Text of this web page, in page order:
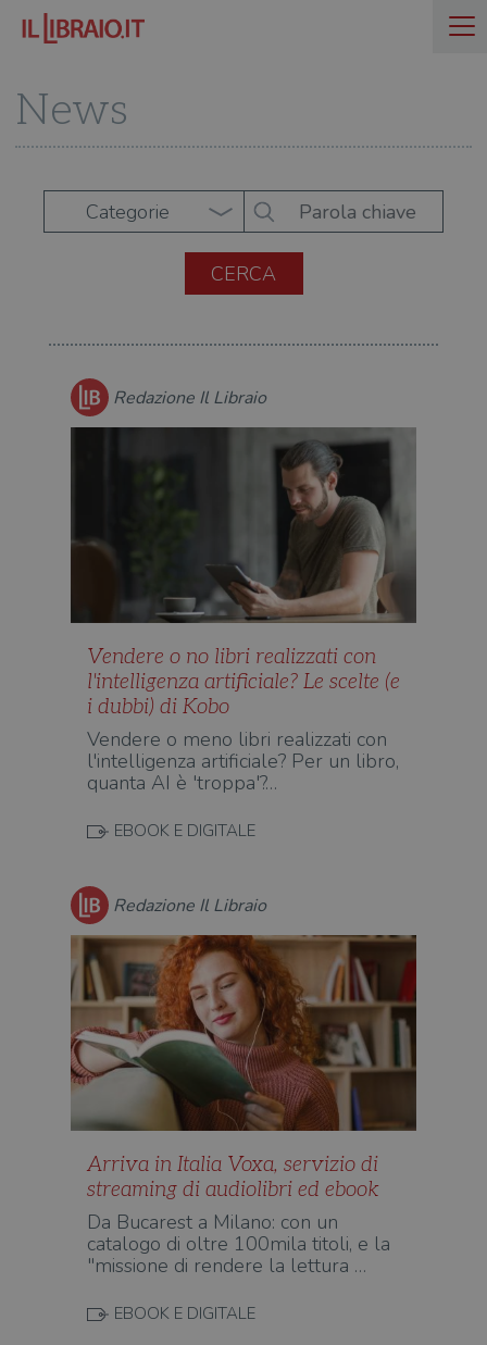
News
Categorie
Redazione Il Libraio
Vendere o no libri realizzati con
l'intelligenza artificiale? Le scelte (e
i dubbi) di Kobo
Vendere o meno libri realizzati con
l'intelligenza artificiale? Per un libro,
quanta AI è 'troppa'?…
EBOOK E DIGITALE
Redazione Il Libraio
Arriva in Italia Voxa, servizio di
streaming di audiolibri ed ebook
Da Bucarest a Milano: con un
catalogo di oltre 100mila titoli, e la
"missione di rendere la lettura …
EBOOK E DIGITALE